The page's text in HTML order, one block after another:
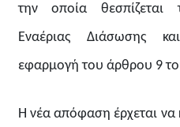
την οποία θεσπίζεται
Εναέριας Διάσωσης
εφαρμογή του άρθρου 9
Η νέα απόφαση έρχεται να